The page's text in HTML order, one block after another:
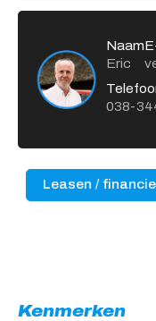
Naam
Eric
038-
Leasen /
Kenmerken